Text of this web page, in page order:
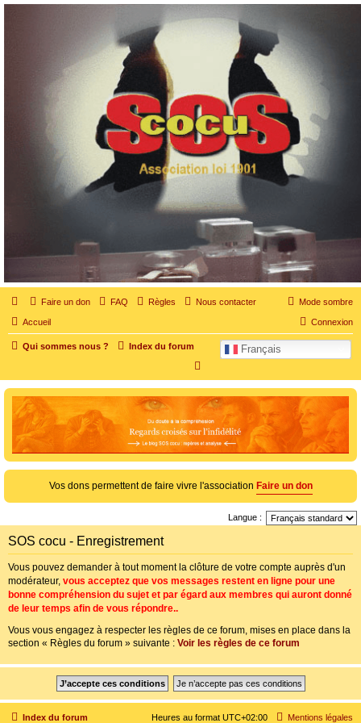
SOS cocu
SOS cocu est une association loi 1901 dont l'objet est le soutien aux victimes d'adultère.
Pouvoir parler, se confier, recevoir un soutien moral pour traverser une situation
personnelle douloureuse
Mode sombre
Faire un don FAQ Règles Nous contacter
Accueil Connexion
Qui sommes nous ? Index du forum Français
c
h
e
r
c
h
Vos dons permettent de faire vivre l'association Faire un don
Langue :
SOS cocu - Enregistrement
Vous pouvez demander à tout moment la clôture de votre compte auprès d'un
modérateur, vous acceptez que vos messages restent en ligne pour une
bonne compréhension du sujet et par égard aux membres qui auront donné
de leur temps afin de vous répondre..
Vous vous engagez à respecter les règles de ce forum, mises en place dans la
section « Règles du forum » suivante : Voir les règles de ce forum
Index du forum Mentions légales
Heures au format UTC+02:00